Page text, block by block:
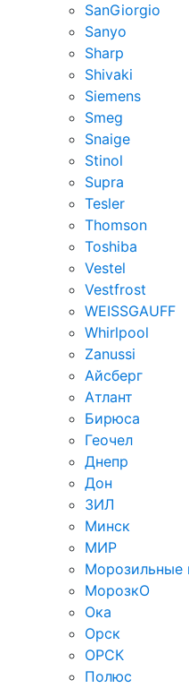
SanGiorgio
Sanyo
Sharp
Shivaki
Siemens
Smeg
Snaige
Stinol
Supra
Tesler
Thomson
Toshiba
Vestel
Vestfrost
WEISSGAUFF
Whirlpool
Zanussi
Айсберг
Атлант
Бирюса
Геочел
Днепр
Дон
ЗИЛ
Минск
МИР
Морозильные
МорозкО
Ока
Орск
ОРСК
Полюс